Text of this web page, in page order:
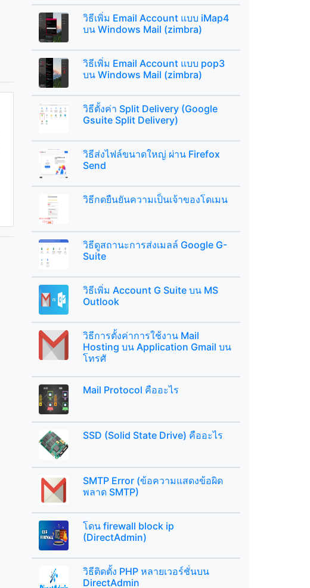
วิธีเพิ่ม Email Account แบบ iMap4
บน Windows Mail (zimbra)
วิธีเพิ่ม Email Account แบบ pop3
บน Windows Mail (zimbra)
วิธีตั้งค่า Split Delivery (Google
Gsuite Split Delivery)
วิธีส่งไฟล์ขนาดใหญ่ ผ่าน Firefox
Send
วิธีกดยืนยันความเป็นเจ้าของโดเมน
วิธีดูสถานะการส่งเมลล์ Google G-
Suite
วิธีเพิ่ม Account G Suite บน MS
Outlook
วิธีการตั้งค่าการใช้งาน Mail
Hosting บน Application Gmail บน
โทรศั
Mail Protocol คืออะไร
SSD (Solid State Drive) คืออะไร
SMTP Error (ข้อความแสดงข้อผิด
พลาด SMTP)
โดน firewall block ip
(DirectAdmin)
วิธีติดตั้ง PHP หลายเวอร์ชั่นบน
DirectAdmin